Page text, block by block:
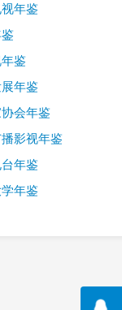
年鉴
鉴
年鉴
会年鉴
影视年鉴
年鉴
年鉴